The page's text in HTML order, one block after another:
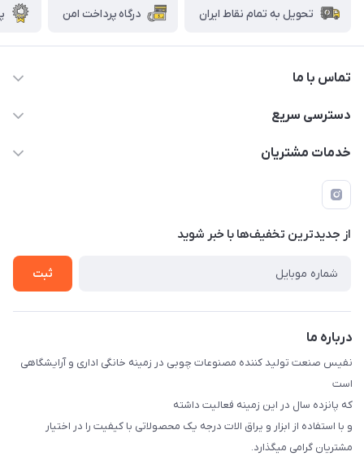
تحویل به تمام نقاط ایران درگاه پرداخت امن
تماس با ما
دسترسی سریع
حساب کاربری
درباره ما
تماس با ما
خدمات مشتریان
قوانین و مقررات
راهنمای خرید
از جدید‌ترین تخفیف‌ها با‌ خبر شوید
ثبت
درباره ما
نفیس صنعت تولید کننده مصنوعات چوبی در زمینه خانگی اداری و آرایشگاهی
است
که پانزده سال در این زمینه فعالیت داشته
و با استفاده از ابزار و یراق الات درجه یک محصولاتی با کیفیت را در اختیار
مشتریان گرامی میگذارد.